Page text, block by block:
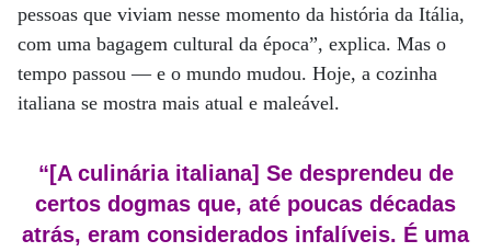
pessoas que viviam nesse momento da história da Itália,
com uma bagagem cultural da época”, explica. Mas o
tempo passou — e o mundo mudou. Hoje, a cozinha
italiana se mostra mais atual e maleável.
“[A culinária italiana] Se desprendeu de
certos dogmas que, até poucas décadas
atrás, eram considerados infalíveis. É uma